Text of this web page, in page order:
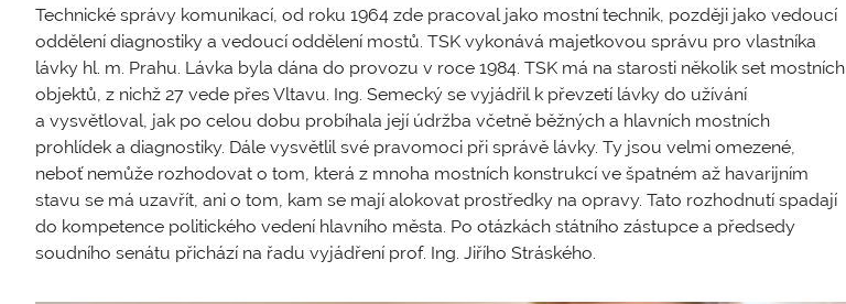
Technické správy komunikací, od roku 1964 zde pracoval jako mostní technik, později jako vedoucí
oddělení diagnostiky a vedoucí oddělení mostů. TSK vykonává majetkovou správu pro vlastníka
lávky hl. m. Prahu. Lávka byla dána do provozu v roce 1984. TSK má na starosti několik set mostních
objektů, z nichž 27 vede přes Vltavu. Ing. Semecký se vyjádřil k převzetí lávky do užívání
a vysvětloval, jak po celou dobu probíhala její údržba včetně běžných a hlavních mostních
prohlídek a diagnostiky. Dále vysvětlil své pravomoci při správě lávky. Ty jsou velmi omezené,
neboť nemůže rozhodovat o tom, která z mnoha mostních konstrukcí ve špatném až havarijním
stavu se má uzavřít, ani o tom, kam se mají alokovat prostředky na opravy. Tato rozhodnutí spadají
do kompetence politického vedení hlavního města. Po otázkách státního zástupce a předsedy
soudního senátu přichází na řadu vyjádření prof. Ing. Jiřího Stráského.